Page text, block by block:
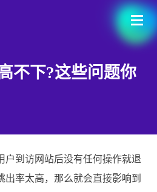
不下?这些问题你
到访网站后没有任何操作就退
出率太高，那么就会直接影响到